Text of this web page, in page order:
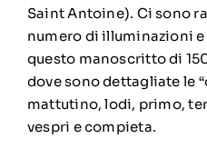
Saint Antoine). Ci sono
numero di illuminazioni
questo manoscritto di
dove sono dettagliate le
mattutino, lodi, primo,
vespri e compieta.